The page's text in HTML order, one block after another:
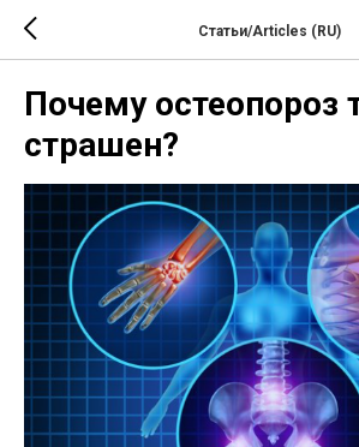
Статьи/Articles (RU)
Почему остеопороз
страшен?